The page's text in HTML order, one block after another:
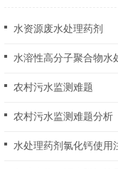
水资源废水处理药剂
水溶性高分子聚合物水
农村污水监测难题
农村污水监测难题分析
水处理药剂氯化钙使用